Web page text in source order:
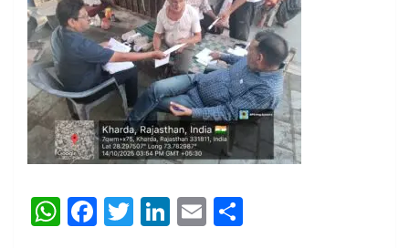
W F T Li E